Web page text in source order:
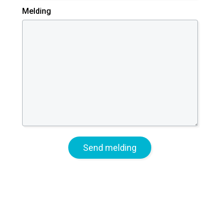
Melding